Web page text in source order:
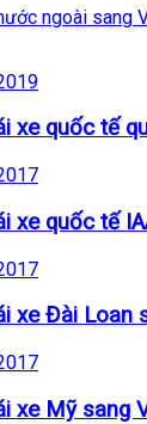
xe quốc tế
xe quốc tế
xe Đài Loan
xe Mỹ sang